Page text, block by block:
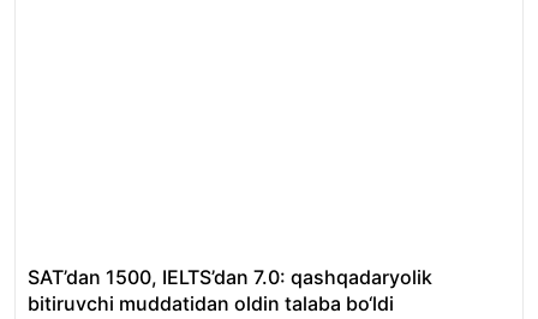
SAT’dan 1500, IELTS’dan 7.0: qashqadaryolik
bitiruvchi muddatidan oldin talaba bo‘ldi